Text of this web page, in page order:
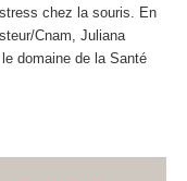
chez la souris. En
Cnam, Juliana
domaine de la Santé